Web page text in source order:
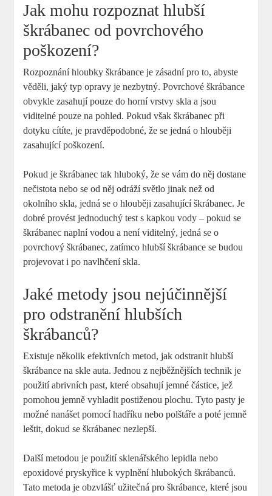
Jak mohu rozpoznat hlubší⁢
škrábanec​ od povrchového
poškození?
Rozpoznání hloubky škrábance je zásadní pro to, abyste
⁤věděli, jaký typ‌ opravy ⁢je nezbytný.‌ Povrchové škrábance
obvykle zasahují⁣ pouze do horní vrstvy skla​ a jsou
viditelné pouze na pohled. Pokud ⁤však⁤ škrábanec při ​
dotyku ‌cítíte, je pravděpodobné,⁣ že se jedná o hlouběji
zasahující poškození.
Pokud je škrábanec tak hluboký, že ​se vám do něj dostane
nečistota nebo ⁤se od něj odráží světlo⁢ jinak než od
okolního skla, jedná se o hlouběji⁤ zasahující​ škrábanec. Je
dobré provést⁣ jednoduchý test s kapkou‌ vody – pokud se
škrábanec naplní vodou a není viditelný, jedná se o
povrchový škrábanec, zatímco hlubší ⁣škrábance ⁢se budou
projevovat i po ⁣navlhčení skla.
Jaké metody jsou ⁣nejúčinnější
pro odstranění hlubších
škrábanců?
Existuje několik efektivních metod, jak odstranit hlubší
škrábance na skle auta. Jednou z nejběžnějších technik je
použití ​abrivních⁤ past, které‌ obsahují jemné částice, jež
pomohou jemně vyhladit postiženou plochu. ‍Tyto⁣ pasty je
možné nanášet pomocí hadříku nebo polštáře a poté jemně
leštit, dokud ‌se škrábanec nezlepší.
Další metodou ‌je‌ použití sklenářského ‌lepidla ‍nebo
epoxidové​ pryskyřice ‍k vyplnění hlubokých škrábanců.
Tato metoda je obzvlášť⁤ užitečná pro‌ škrábance, které jsou